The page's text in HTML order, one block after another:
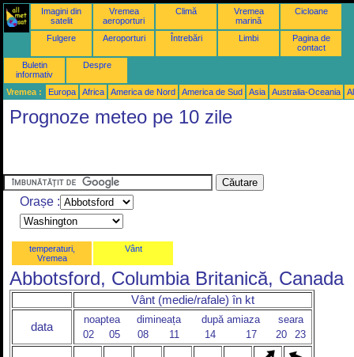
Imagini din
satelit
Vremea
aeroporturi
Climă
Vremea
marină
Cicloane
Fulgere Aeroporturi Întrebări Limbi
Pagina de
contact
Buletin
informativ
Despre
Vremea : Europa Africa America de Nord America de Sud Asia Australia-Oceania
Prognoze meteo pe 10 zile
Orașe :
temperaturi,
Vremea
Vânt
Abbotsford, Columbia Britanică, Canada
Vânt (medie/rafale) în kt
data
noaptea dimineața după amiaza
seara
02
05 08 11 14 17 20 23